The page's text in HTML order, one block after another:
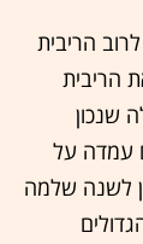
הריבית
הריבית
שנכון
עמדה על
לשנה שלמה
4% בבנקים הגדולים